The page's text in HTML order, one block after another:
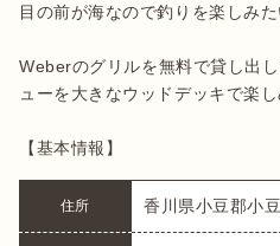
目の前が海なので釣りを楽しみ
Weberのグリルを無料で貸し出
ューを大きなウッドデッキで楽し
住所 香川県小豆郡小